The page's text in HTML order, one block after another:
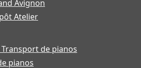
Avignon
Atelier
de pianos
pianos